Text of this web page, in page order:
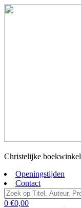
Christelijke boekwinkel
Openingstijden
Contact
0 €0,00